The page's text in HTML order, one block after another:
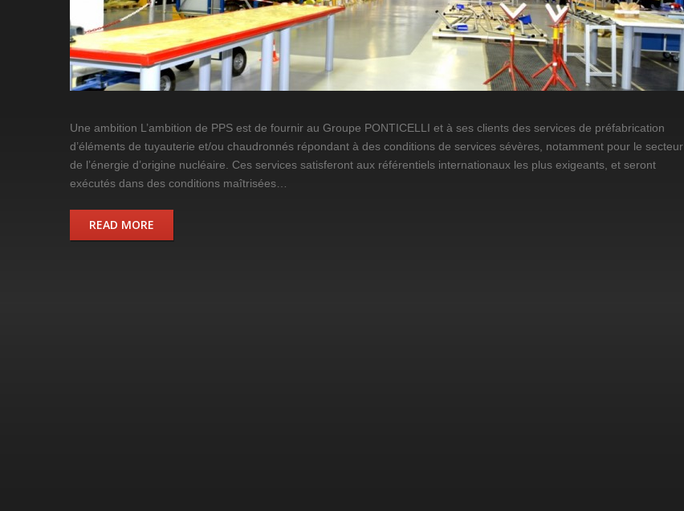
Une ambition L’ambition de PPS est de fournir au Groupe PONTICELLI et à ses clients des services de préfabrication
d’éléments de tuyauterie et/ou chaudronnés répondant à des conditions de services sévères, notamment pour le secteur
de l’énergie d’origine nucléaire. Ces services satisferont aux référentiels internationaux les plus exigeants, et seront
exécutés dans des conditions maîtrisées…
READ MORE